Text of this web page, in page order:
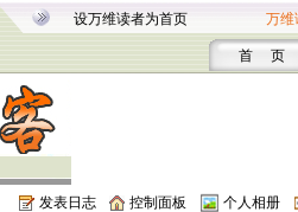
设万维读者为首页 万维
首 页
发表日志 控制面板 个人相册